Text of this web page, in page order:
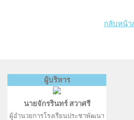
กลับหน้า
ผู้บริหาร
นายจักรรินทร์ สวาศรี
ผู้อำนวยการโรงเรียนประชาพัฒนา